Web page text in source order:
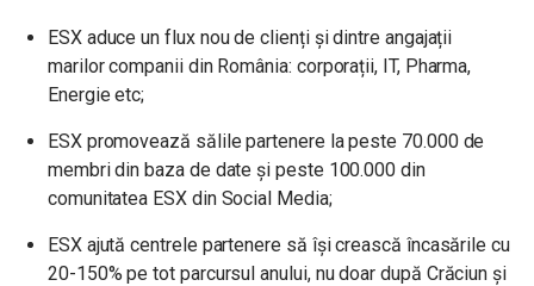
ESX aduce un flux nou de clienți și dintre angajații
marilor companii din România: corporații, IT, Pharma,
Energie etc;
ESX promovează sălile partenere la peste 70.000 de
membri din baza de date și peste 100.000 din
comunitatea ESX din Social Media;
ESX ajută centrele partenere să își crească încasările cu
20-150% pe tot parcursul anului, nu doar după Crăciun și